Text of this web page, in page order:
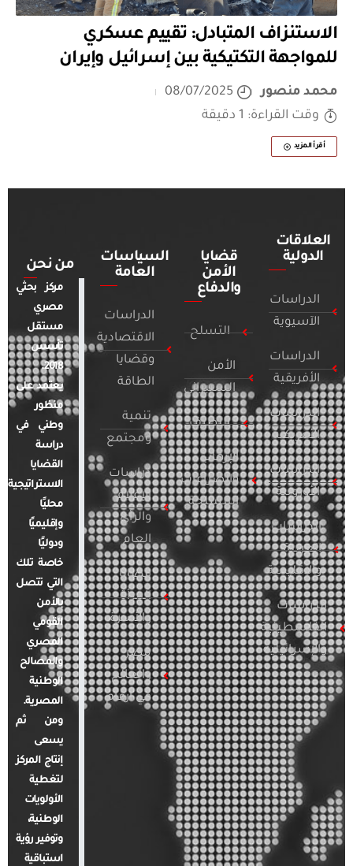
الاستنزاف المتبادل: تقييم عسكري
للمواجهة التكتيكية بين إسرائيل وإيران
محمد منصور
08/07/2025
وقت القراءة: 1 دقيقة
أقرأ المزيد
العلاقات
الدولية
الدراسات
الآسيوية
الدراسات
الأفريقية
الدراسات
الأمريكية
الدراسات
الأوروبية
الدراسات
العربية
والإقليمية
الدراسات
الفلسطينية
والإسرائيلية
قضايا
الأمن
والدفاع
التسلح
الأمن
السيبراني
التطرف
الإرهاب
والصراعات
المسلحة
السياسات
العامة
الدراسات
الاقتصادية
وقضايا
الطاقة
تنمية
ومجتمع
دراسات
الإعلام
والرأي
العام
قضايا
المرأة
والأسرة
مصر
والعالم
في أرقام
من نحن
مركز بحثي
مصري
مستقل
تأسس
2018.
يعتمد على
منظور
وطني في
دراسة
القضايا
الاستراتيجية
محليًا
وإقليميًا
ودوليًا
خاصة تلك
التي تتصل
بالأمن
القومي
المصري
والمصالح
الوطنية
المصرية.
ومن ثم
يسعى
إنتاج المركز
لتغطية
الأولويات
الوطنية،
وتوفير رؤية
استباقية